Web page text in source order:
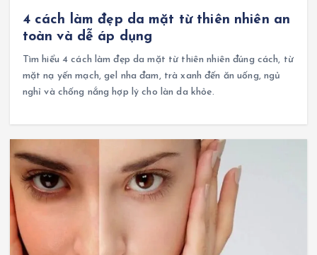
4 cách làm đẹp da mặt từ thiên nhiên an
toàn và dễ áp dụng
Tìm hiểu 4 cách làm đẹp da mặt từ thiên nhiên đúng cách, từ
mặt nạ yến mạch, gel nha đam, trà xanh đến ăn uống, ngủ
nghỉ và chống nắng hợp lý cho làn da khỏe.